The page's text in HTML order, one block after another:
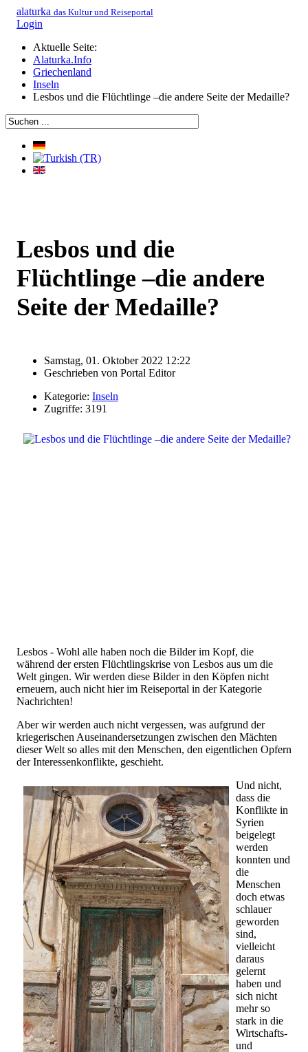
alaturka das Kultur und Reiseportal
Login
Aktuelle Seite:
Alaturka.Info
Griechenland
Inseln
Lesbos und die Flüchtlinge –die andere Seite der Medaille?
Lesbos und die
Flüchtlinge –die andere
Seite der Medaille?
Samstag, 01. Oktober 2022 12:22
Geschrieben von Portal Editor
Kategorie: Inseln
Zugriffe: 3191
Lesbos - Wohl alle haben noch die Bilder im Kopf, die
während der ersten Flüchtlingskrise von Lesbos aus um die
Welt gingen. Wir werden diese Bilder in den Köpfen nicht
erneuern, auch nicht hier im Reiseportal in der Kategorie
Nachrichten!
Aber wir werden auch nicht vergessen, was aufgrund der
kriegerischen Auseinandersetzungen zwischen den Mächten
dieser Welt so alles mit den Menschen, den eigentlichen Opfern
der Interessenkonflikte, geschieht.
Und nicht,
dass die
Konflikte in
Syrien
beigelegt
werden
konnten und
die
Menschen
doch etwas
schlauer
geworden
sind,
vielleicht
daraus
gelernt
haben und
sich nicht
mehr so
stark in die
Wirtschafts-
und